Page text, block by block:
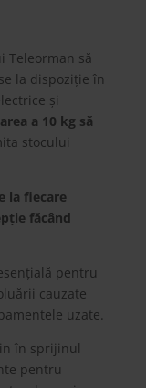
Teleorman să
la dispoziție în
și
a 10 kg să
stocului
la fiecare
făcând
pentru
cauzate
uzate.
în sprijinul
pentru